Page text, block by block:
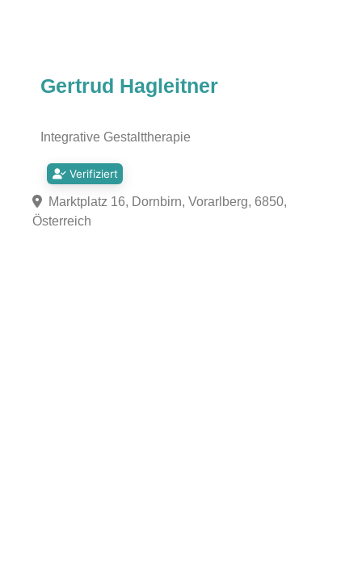
Gertrud Hagleitner
Integrative Gestalttherapie
Verifiziert
Marktplatz 16, Dornbirn, Vorarlberg, 6850,
Österreich